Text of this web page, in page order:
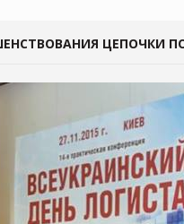
ЦЕПОЧКИ